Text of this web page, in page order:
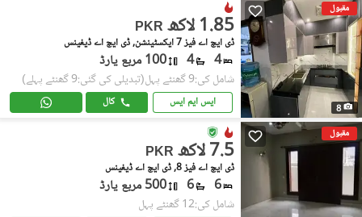
مقبول
8
PKR 1.85 لاکھ
ڈی ایچ اے فیز 7 ایکسٹینشن, ڈی ایچ اے ڈیفینس
4
4 100 مربع یارڈ
شامل کی:9 گھنٹے پہل (تبدیلی کی گئی:9 گھنٹے پہلے)
ایس ایم ایس کال
مقبول
PKR 7.5 لاکھ
ڈی ایچ اے فیز 8, ڈی ایچ اے ڈیفینس
6
6 500 مربع یارڈ
شامل کی:12 گھنٹے پہل